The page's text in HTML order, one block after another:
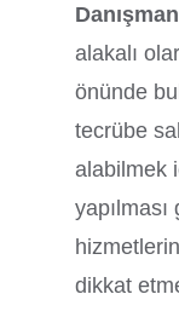
alakalı
önünde
tecrübe
alabilmek
yapılması
dikkat